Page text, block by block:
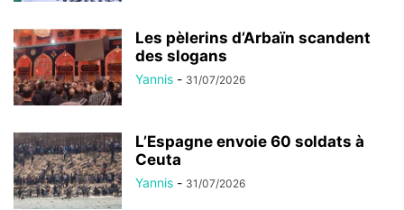
Les pèlerins d’Arbaïn scandent
des slogans
Yannis - 31/07/2026
L’Espagne envoie 60 soldats à
Ceuta
Yannis - 31/07/2026